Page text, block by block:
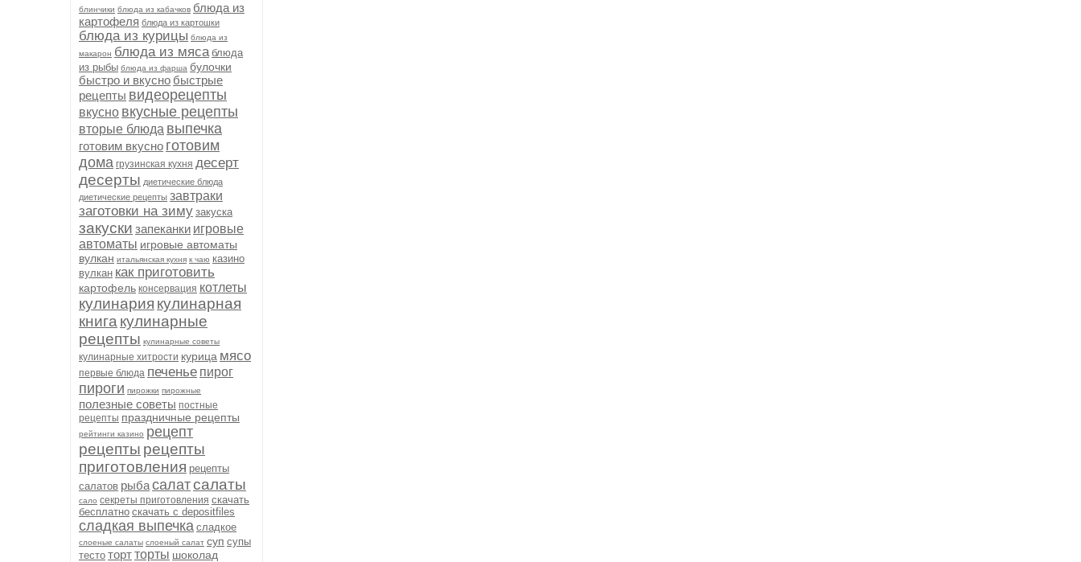
блинчики блюда из кабачков блюда из
картофеля блюда из картошки
блюда из курицы блюда из
макарон блюда из мяса блюда
из рыбы блюда из фарша булочки
быстро и вкусно быстрые
рецепты видеорецепты
вкусно вкусные рецепты
вторые блюда выпечка
готовим вкусно готовим
дома грузинская кухня десерт
десерты диетические блюда
диетические рецепты завтраки
заготовки на зиму закуска
закуски запеканки игровые
автоматы игровые автоматы
вулкан итальянская кухня к чаю казино
вулкан как приготовить
картофель консервация котлеты
кулинария кулинарная
книга кулинарные
рецепты кулинарные советы
кулинарные хитрости курица мясо
первые блюда печенье пирог
пироги пирожки пирожные
полезные советы постные
рецепты праздничные рецепты
рейтинги казино рецепт
рецепты рецепты
приготовления рецепты
салатов рыбасалатсалаты
сало секреты приготовления скачать
бесплатно скачать с depositfiles
сладкая выпечка сладкое
слоеные салаты слоеный салат суп супы
тесто тортторты шоколад